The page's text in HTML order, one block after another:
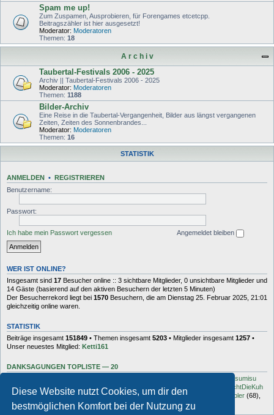
Diese Website nutzt Cookies, um dir den
bestmöglichen Komfort bei der Nutzung zu
Spam me up!
Zum Zuspamen, Ausprobieren, für Forengames etcetcpp.
Beitragszähler ist hier ausgesetzt!
Moderator: Moderatoren
Themen: 18
A r c h i v
Taubertal-Festivals 2006 - 2025
Archiv || Taubertal-Festivals 2006 - 2025
Moderator: Moderatoren
Themen: 1188
Bilder-Archiv
Eine Reise in die Taubertal-Vergangenheit, Bilder aus längst vergangenen
Zeiten, Zeiten des Sonnenbrandes...
Moderator: Moderatoren
Themen: 16
STATISTIK
ANMELDEN • REGISTRIEREN
Benutzername:
Passwort:
Ich habe mein Passwort vergessen Angemeldet bleiben
WER IST ONLINE?
Insgesamt sind 17 Besucher online :: 3 sichtbare Mitglieder, 0 unsichtbare Mitglieder und
14 Gäste (basierend auf den aktiven Besuchern der letzten 5 Minuten)
Der Besucherrekord liegt bei 1570 Besuchern, die am Dienstag 25. Februar 2025, 21:01
gleichzeitig online waren.
STATISTIK
Beiträge insgesamt 151849 • Themen insgesamt 5203 • Mitglieder insgesamt 1257 •
Unser neuestes Mitglied: Ketti161
DANKSAGUNGEN TOPLISTE — 20
sumisu
(125),
Elton (125), Charles_Robotnik (124), markus.whatever
MuhMachtDieKuh
(94),Pommes(91),rulaman(80),Hooge(77),Öröc(71),zokker000 vfbler (68),
Janaldo(65),unkow(65),häxe(56),DocBrown(56)